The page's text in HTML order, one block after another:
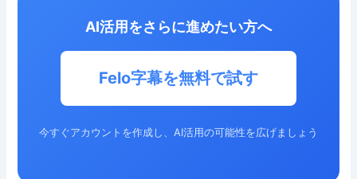
AI活用をさらに進めたい方へ
Felo字幕を無料で試す
今すぐアカウントを作成し、AI活用の可能性を広げましょう